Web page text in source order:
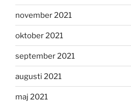
november 2021
oktober 2021
september 2021
augusti 2021
maj 2021